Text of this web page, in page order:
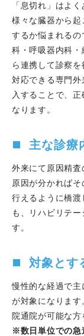
ました。
2024.04.09伊
Case Reports
2024.04.04
Arterioscler
1st authorは
学生時代のお
2024.03.23
術者を務めま
シン・エコー
西哲存部長が
2024.03.01山
Heart
2024.02.11増
「息切れ」はよ
様々な臓器から
するか悩まれる
科・呼吸器内科
ら連携して診察
対応できる専門
入することで、
なります。
主な診療
外来にて原因精査
原因が分かれば
行えるように橋
も、リハビリテ
す。
対象とす
慢性的な経過で
が対象になりま
院通院が可能な方
※数日単位での急